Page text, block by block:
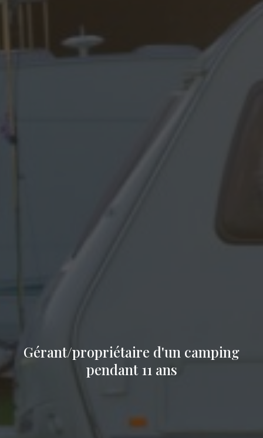
Gérant/propriétaire d'un camping
pendant 11 ans